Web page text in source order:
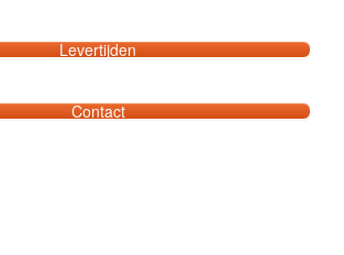
Levertijden
Contact